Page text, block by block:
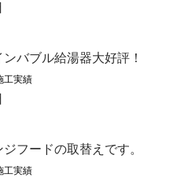
バブル給湯器大好評！
工実績
フードの取替えです。
工実績